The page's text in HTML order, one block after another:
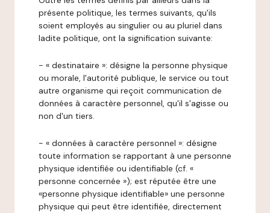
présente politique, les termes suivants, qu'ils
soient employés au singulier ou au pluriel dans
ladite politique, ont la signification suivante:
- « destinataire »: désigne la personne physique
ou morale, l'autorité publique, le service ou tout
autre organisme qui reçoit communication de
données à caractère personnel, qu'il s'agisse ou
non d'un tiers.
- « données à caractère personnel »: désigne
toute information se rapportant à une personne
physique identifiée ou identifiable (cf. «
personne concernée »); est réputée être une
«personne physique identifiable» une personne
physique qui peut être identifiée, directement